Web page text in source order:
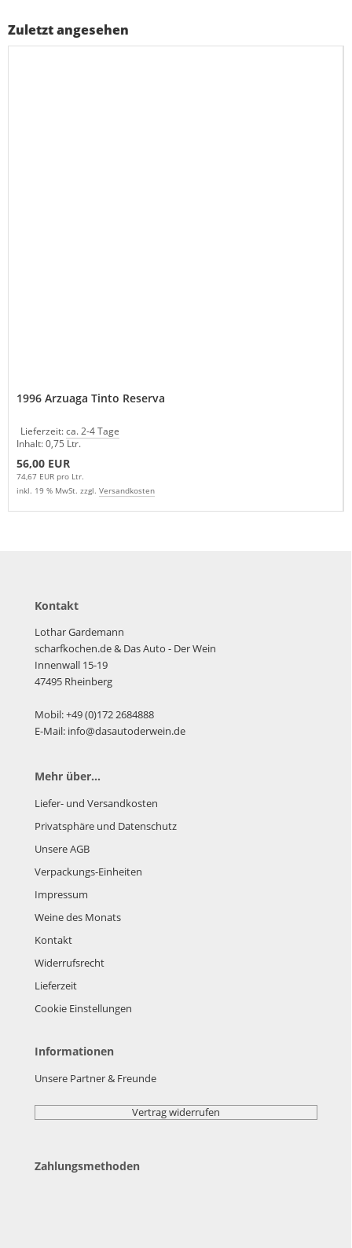
Zuletzt angesehen
1996 Arzuaga Tinto Reserva
Lieferzeit:ca. 2-4 Tage
Inhalt: 0,75 Ltr.
56,00 EUR
74,67 EUR pro Ltr.
inkl. 19 % MwSt. zzgl. Versandkosten
Kontakt
Lothar Gardemann
scharfkochen.de& Das Auto - Der Wein
Innenwall 15-19
47495 Rheinberg
Mobil: +49 (0)172 2684888
E-Mail: info@dasautoderwein.de
Mehr über...
Liefer- und Versandkosten
Privatsphäre und Datenschutz
Unsere AGB
Verpackungs-Einheiten
Impressum
Weine des Monats
Kontakt
Widerrufsrecht
Lieferzeit
Cookie Einstellungen
Informationen
Unsere Partner & Freunde
Vertrag widerrufen
Zahlungsmethoden